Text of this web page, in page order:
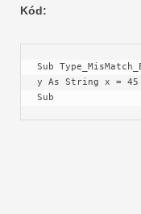
Kód:
Sub
y As String x = 45
Sub